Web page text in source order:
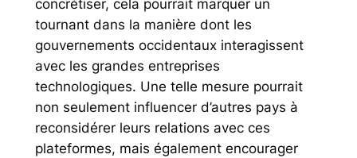
concrétiser, cela pourrait marquer un
tournant dans la manière dont les
gouvernements occidentaux interagissent
avec les grandes entreprises
technologiques. Une telle mesure pourrait
non seulement influencer d’autres pays à
reconsidérer leurs relations avec ces
plateformes, mais également encourager